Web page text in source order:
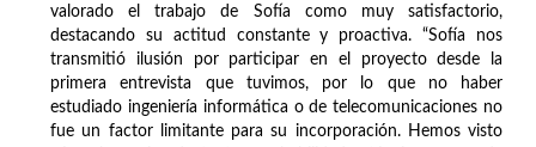
valorado el trabajo de Sofía como muy satisfactorio,
destacando su actitud constante y proactiva. “Sofía nos
transmitió ilusión por participar en el proyecto desde la
primera entrevista que tuvimos, por lo que no haber
estudiado ingeniería informática o de telecomunicaciones no
fue un factor limitante para su incorporación. Hemos visto